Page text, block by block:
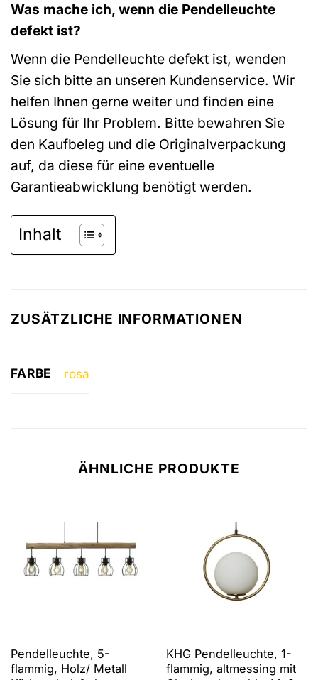
Was mache ich, wenn die Pendelleuchte
defekt ist?
Wenn die Pendelleuchte defekt ist, wenden
Sie sich bitte an unseren Kundenservice. Wir
helfen Ihnen gerne weiter und finden eine
Lösung für Ihr Problem. Bitte bewahren Sie
den Kaufbeleg und die Originalverpackung
auf, da diese für eine eventuelle
Garantieabwicklung benötigt werden.
Inhalt
ZUSÄTZLICHE INFORMATIONEN
FARBE rosa
ÄHNLICHE PRODUKTE
Pendelleuchte, 5-
flammig, Holz/ Metall
KHG Pendelleuchte, 1-
flammig, altmessing mit